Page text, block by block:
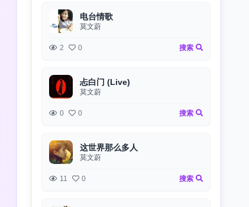
电台情歌
莫文蔚
2 0 搜索
忐白门 (Live)
莫文蔚
0 0 搜索
这世界那么多人
莫文蔚
11 0 搜索